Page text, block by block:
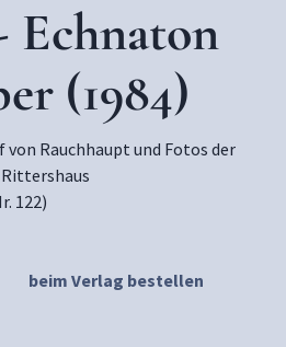
Echnaton
(1984)
Rauchhaupt und Fotos der
122)
beim Verlag bestellen